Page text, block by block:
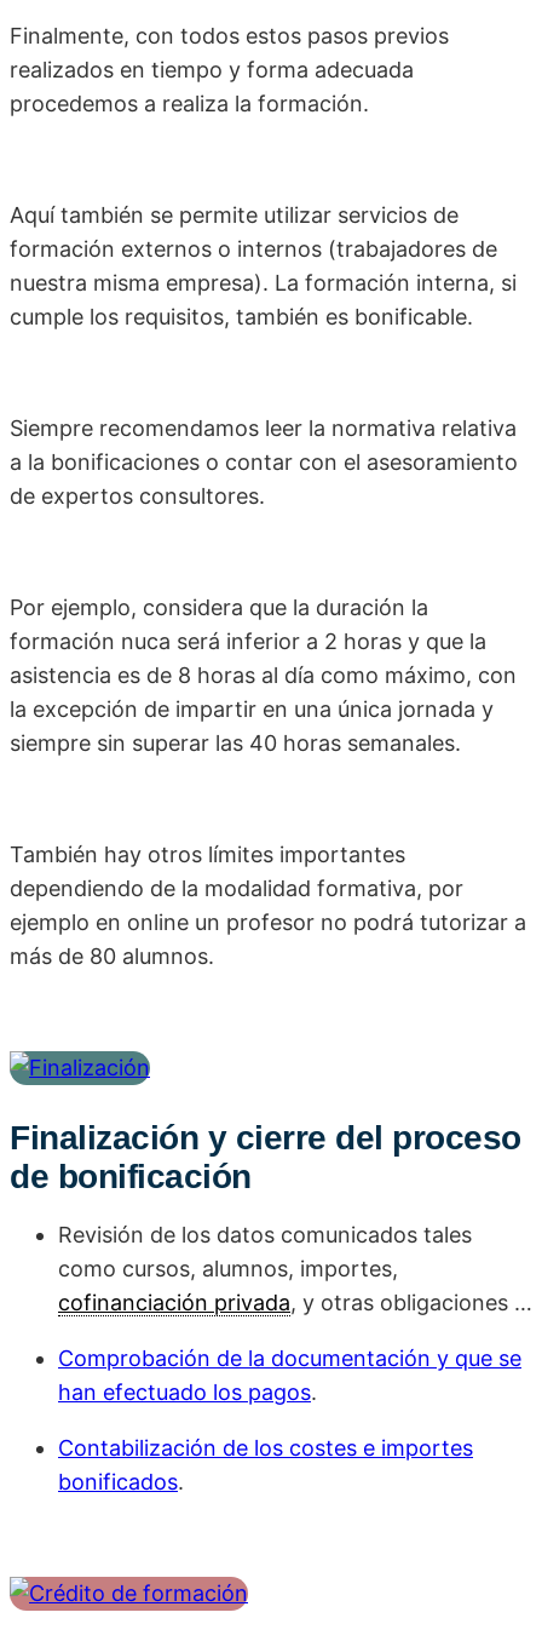
Finalmente, con todos estos pasos previos
realizados en tiempo y forma adecuada
procedemos a realiza la formación.
Aquí también se permite utilizar servicios de
formación externos o internos (trabajadores de
nuestra misma empresa). La formación interna, si
cumple los requisitos, también es bonificable.
Siempre recomendamos leer la normativa relativa
a la bonificaciones o contar con el asesoramiento
de expertos consultores.
Por ejemplo, considera que la duración la
formación nuca será inferior a 2 horas y que la
asistencia es de 8 horas al día como máximo, con
la excepción de impartir en una única jornada y
siempre sin superar las 40 horas semanales.
También hay otros límites importantes
dependiendo de la modalidad formativa, por
ejemplo en online un profesor no podrá tutorizar a
más de 80 alumnos.
Finalización y cierre del proceso
de bonificación
Revisión de los datos comunicados tales
como cursos, alumnos, importes,
cofinanciación privada, y otras obligaciones …
Comprobación de la documentación y que se
han efectuado los pagos.
Contabilización de los costes e importes
bonificados.